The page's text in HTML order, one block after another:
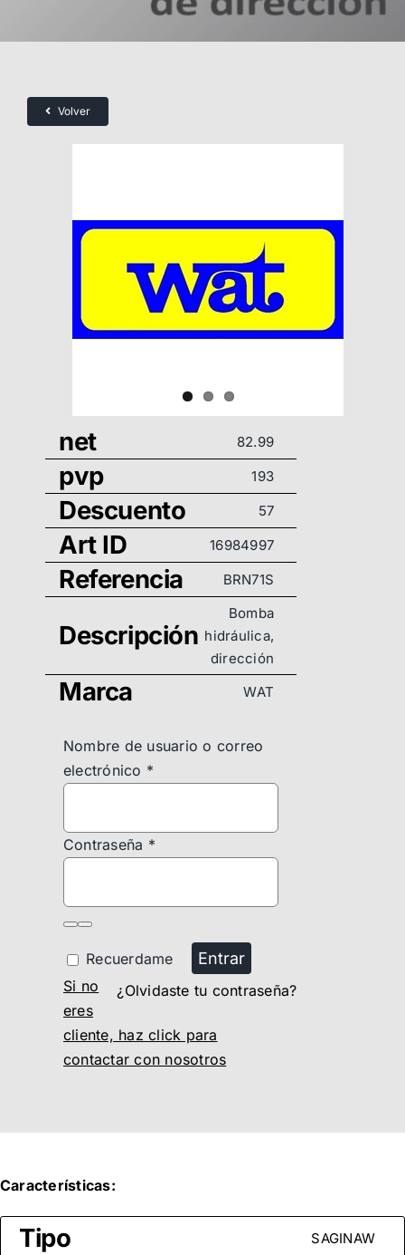
Volver
net 82.99
pvp 193
Descuento 57
Art ID 16984997
Referencia BRN71S
Descripción
Bomba
hidráulica,
dirección
Marca WAT
Nombre de usuario o correo
electrónico *
Contraseña *
Recuerdame Entrar
¿Olvidaste tu contraseña?
Si no
eres
cliente, haz click para
contactar con nosotros
Características:
Tipo SAGINAW